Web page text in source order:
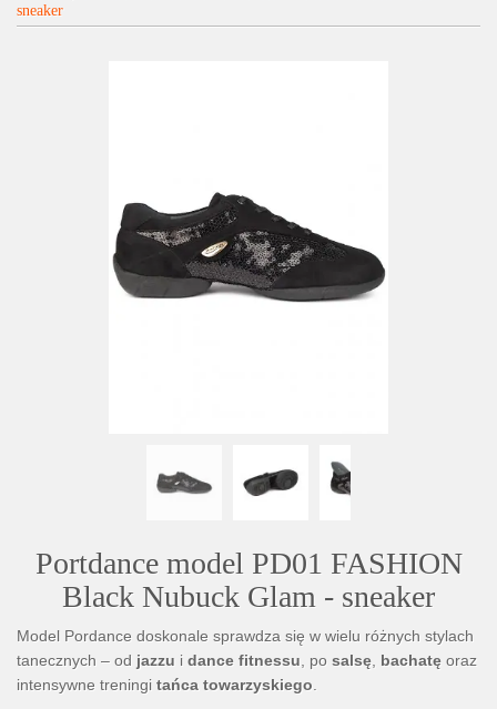
sneaker
Portdance model PD01 FASHION
Black Nubuck Glam - sneaker
Model Pordance doskonale sprawdza się w wielu różnych stylach
tanecznych – od jazzu i dance fitnessu , po salsę bachatę oraz
intensywne treningi tańca towarzyskiego